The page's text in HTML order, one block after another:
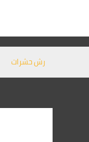
رش حشرات